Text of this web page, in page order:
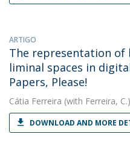
ARTIGO
The representation of
liminal spaces in
Papers, Please!
Cátia Ferreira (with Ferreira,
DOWNLOAD AND MORE